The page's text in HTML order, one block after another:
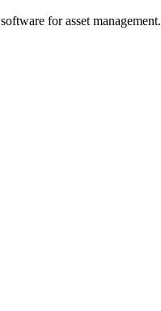
for asset management.